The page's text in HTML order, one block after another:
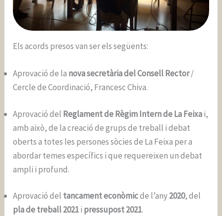
Els acords presos van ser els següents:
Aprovació de la nova secretària del Consell Rector/
Cercle de Coordinació, Francesc Chiva.
Aprovació del Reglament de Règim Intern de La Feixai,
amb això, de la creació de grups de treball i debat
oberts a totes les persones sòcies de La Feixa per a
abordar temes específics i que requereixen un debat
ampli i profund.
Aprovació del tancament econòmicde l’any2020, del
pla de treball 2021i pressupost 2021.